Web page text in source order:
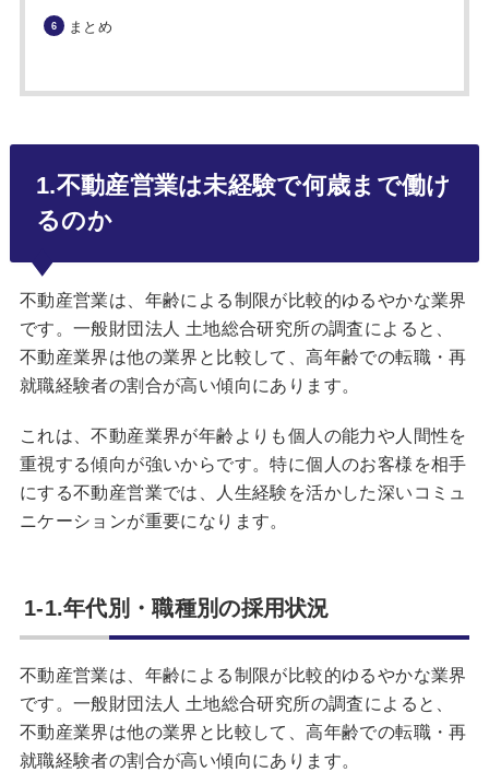
まとめ
1.不動産営業は未経験で何歳まで働け
るのか
不動産営業は、年齢による制限が比較的ゆるやかな業界
です。一般財団法人 土地総合研究所の調査によると、
不動産業界は他の業界と比較して、高年齢での転職・再
就職経験者の割合が高い傾向にあります。
これは、不動産業界が年齢よりも個人の能力や人間性を
重視する傾向が強いからです。特に個人のお客様を相手
にする不動産営業では、人生経験を活かした深いコミュ
ニケーションが重要になります。
1-1.年代別・職種別の採用状況
不動産営業は、年齢による制限が比較的ゆるやかな業界
です。一般財団法人 土地総合研究所の調査によると、
不動産業界は他の業界と比較して、高年齢での転職・再
就職経験者の割合が高い傾向にあります。